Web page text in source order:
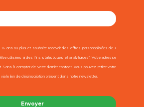
16 ans ou plus et souhaite recevoir des offres personnalisées de «
être utilisées à des fins statistiques et analytiques". Votre adresse
3 ans à compter de votre dernier contact. Vous pouvez retirer votre
le lien de désinscription présent dans notre newsletter.